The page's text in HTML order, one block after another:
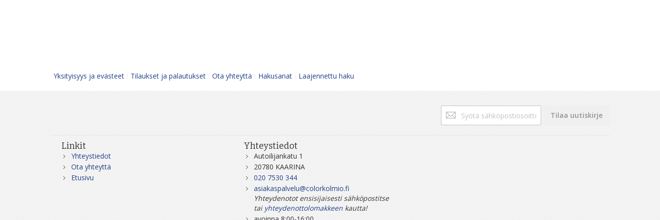
Yksityisyys ja evästeet Tilaukset ja palautukset Ota yhteyttä Hakusanat Laajennettu haku
Tilaa
uutiskirjeemme:
Tilaa uutiskirje
Linkit
Yhteystiedot
Ota yhteyttä
Etusivu
Yhteystiedot
Autoilijankatu 1
20780 KAARINA
020 7530 344
asiakaspalvelu@colorkolmio.fi
Yhteydenotot ensisijaisesti sähköpostitse
tai yhteydenottolomakkeenkautta!